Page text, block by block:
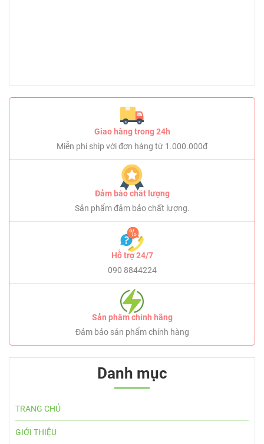
Giao hàng trong 24h
Miễn phí ship với đơn hàng từ 1.000.000đ
Đảm bảo chất lượng
Sản phẩm đảm bảo chất lượng.
Hỗ trợ 24/7
090 8844224
Sản phẩm chính hãng
Đảm bảo sản phẩm chính hàng
Danh mục
TRANG CHỦ
GIỚI THIỆU